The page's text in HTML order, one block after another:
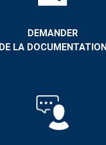
DEMANDER
DE LA DOCUMENTATION